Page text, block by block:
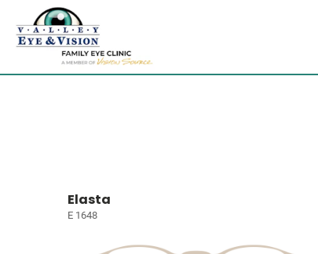
Elasta
E 1648